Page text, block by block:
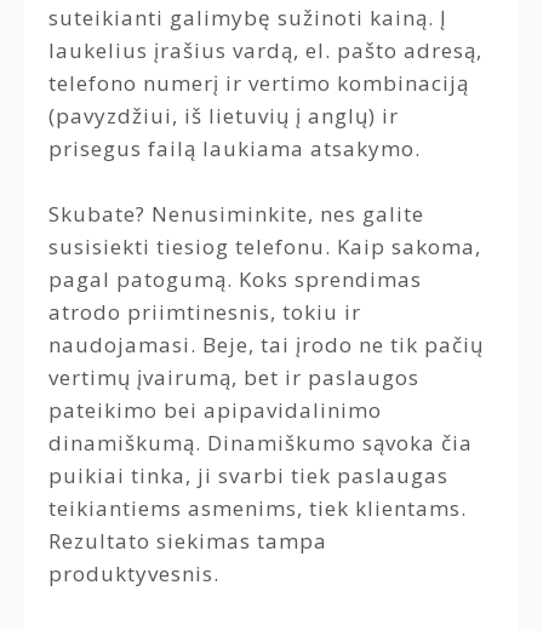
suteikianti galimybę sužinoti kainą. Į
laukelius įrašius vardą, el. pašto adresą,
telefono numerį ir vertimo kombinaciją
(pavyzdžiui, iš lietuvių į anglų) ir
prisegus failą laukiama atsakymo.
Skubate? Nenusiminkite, nes galite
susisiekti tiesiog telefonu. Kaip sakoma,
pagal patogumą. Koks sprendimas
atrodo priimtinesnis, tokiu ir
naudojamasi. Beje, tai įrodo ne tik pačių
vertimų įvairumą, bet ir paslaugos
pateikimo bei apipavidalinimo
dinamiškumą. Dinamiškumo sąvoka čia
puikiai tinka, ji svarbi tiek paslaugas
teikiantiems asmenims, tiek klientams.
Rezultato siekimas tampa
produktyvesnis.